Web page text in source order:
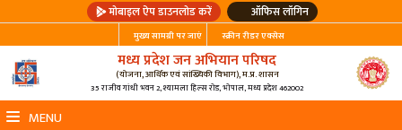
मुख्य सामग्री पर जाएं स्क्रीन रीडर एक्सेस
मोबाइल ऐप डाउनलोड करें ऑफिस लॉगिन
मध्य प्रदेश जन अभियान परिषद
(योजना, आर्थिक एवं सांख्यिकी विभाग), म.प्र. शासन
35 राजीव गांधी भवन 2, श्यामला हिल्स रोड, भोपाल, मध्य प्रदेश 462002
MENU